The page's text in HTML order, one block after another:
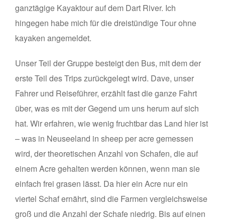
ganztägige Kayaktour auf dem Dart River. Ich
hingegen habe mich für die dreistündige Tour ohne
kayaken angemeldet.
Unser Teil der Gruppe besteigt den Bus, mit dem der
erste Teil des Trips zurückgelegt wird. Dave, unser
Fahrer und Reiseführer, erzählt fast die ganze Fahrt
über, was es mit der Gegend um uns herum auf sich
hat. Wir erfahren, wie wenig fruchtbar das Land hier ist
– was in Neuseeland in sheep per acre gemessen
wird, der theoretischen Anzahl von Schafen, die auf
einem Acre gehalten werden können, wenn man sie
einfach frei grasen lässt. Da hier ein Acre nur ein
viertel Schaf ernährt, sind die Farmen vergleichsweise
groß und die Anzahl der Schafe niedrig. Bis auf einen